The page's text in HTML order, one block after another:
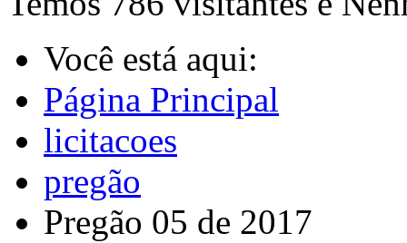
Você está aqui:
Página Principal
licitacoes
pregão
Pregão 05 de 2017